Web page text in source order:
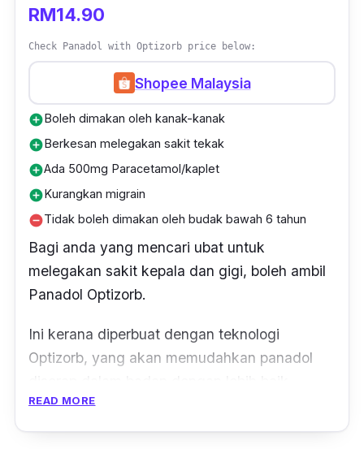
RM14.90
Check Panadol with Optizorb price below:
Shopee Malaysia
add_circleBoleh dimakan oleh kanak-kanak
add_circleBerkesan melegakan sakit tekak
add_circleAda 500mg Paracetamol/kaplet
add_circleKurangkan migrain
remove_circleTidak boleh dimakan oleh budak bawah 6 tahun
Bagi anda yang mencari ubat untuk
melegakan sakit kepala dan gigi, boleh ambil
Panadol Optizorb.
Ini kerana diperbuat dengan teknologi
Optizorb, yang akan memudahkan panadol
READ MORE